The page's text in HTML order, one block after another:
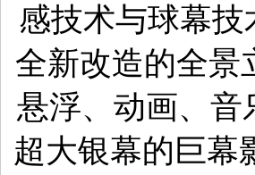
感技术与球幕技
全新改造的全景
悬浮、动画、音
超大银幕的巨幕